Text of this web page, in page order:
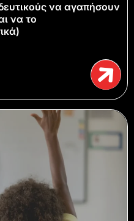
να αγαπήσουν
να το